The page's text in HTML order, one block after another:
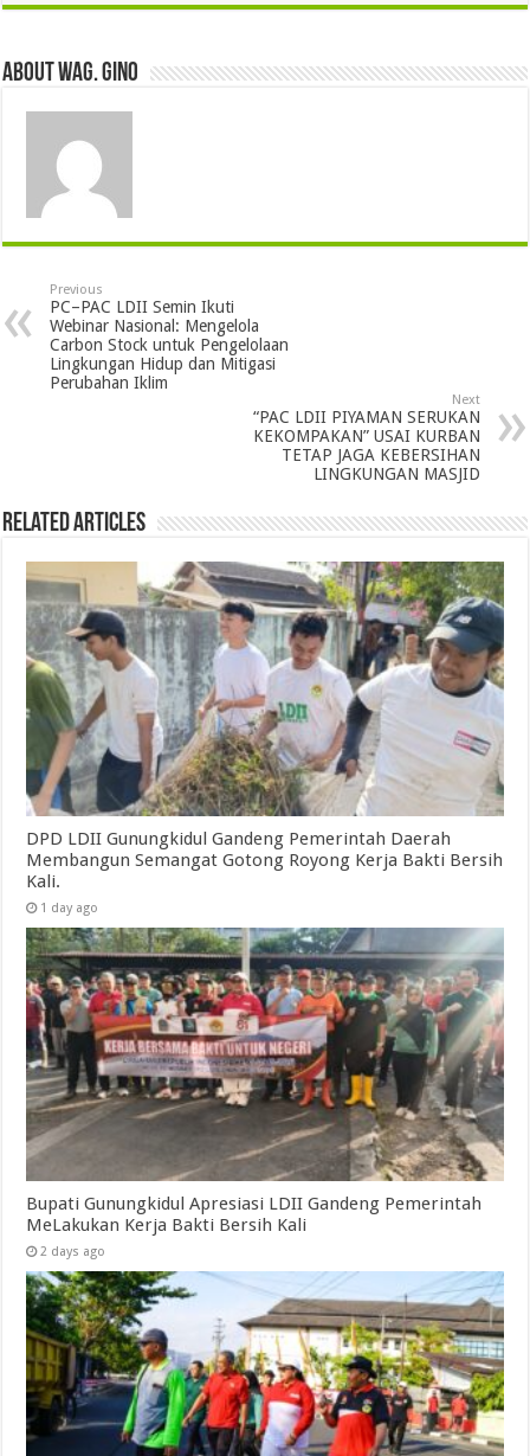
About wag. gino
Previous
PC–PAC LDII Semin Ikuti
Webinar Nasional: Mengelola
Carbon Stock untuk Pengelolaan
Lingkungan Hidup dan Mitigasi
Perubahan Iklim
Next
“PAC LDII PIYAMAN SERUKAN
KEKOMPAKAN” USAI KURBAN
TETAP JAGA KEBERSIHAN
LINGKUNGAN MASJID
Related Articles
DPD LDII Gunungkidul Gandeng Pemerintah Daerah
Membangun Semangat Gotong Royong Kerja Bakti Bersih
Kali.
1 day ago
Bupati Gunungkidul Apresiasi LDII Gandeng Pemerintah
MeLakukan Kerja Bakti Bersih Kali ‎
2 days ago